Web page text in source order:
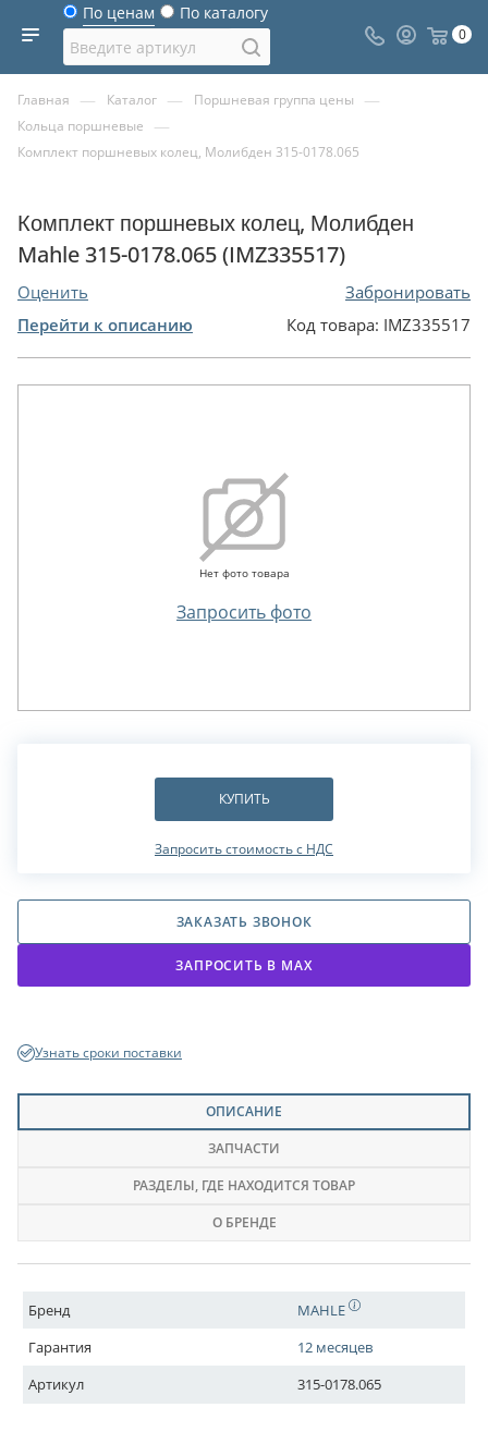
По ценам По каталогу
0
Главная — Каталог — Поршневая группа цены —
Кольца поршневые —
Комплект поршневых колец, Молибден 315-0178.065
Комплект поршневых колец, Молибден
Mahle 315-0178.065 (IMZ335517)
Оценить
Забронировать
Перейти к описанию
Код товара: IMZ335517
Нет фото товара
Запросить фото
КУПИТЬ
Запросить стоимость с НДС
ЗАКАЗАТЬ ЗВОНОК
ЗАПРОСИТЬ В МАХ
Узнать сроки поставки
ОПИСАНИЕ
ЗАПЧАСТИ
РАЗДЕЛЫ, ГДЕ НАХОДИТСЯ ТОВАР
О БРЕНДЕ
Бренд
MAHLE
Гарантия
12 месяцев
Артикул
315-0178.065